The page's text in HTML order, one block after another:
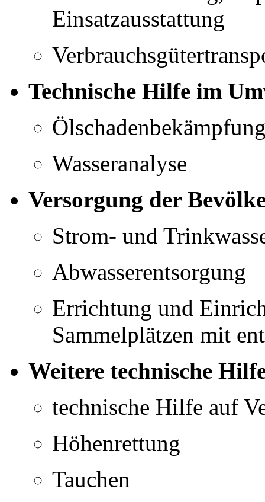
Einsatzausstattung
Technische Hilfe im
Wasseranalyse
Versorgung der
Strom- und
Abwasserentsorgung
Errichtung und
Sammelplätzen mit
Weitere technische
technische Hilfe auf
Höhenrettung
Tauchen